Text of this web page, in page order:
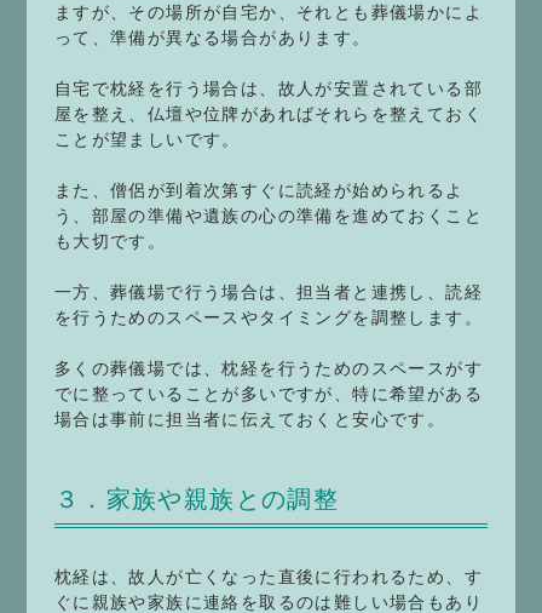
ますが、その場所が自宅か、それとも葬儀場かによ
って、準備が異なる場合があります。
自宅で枕経を行う場合は、故人が安置されている部
屋を整え、仏壇や位牌があればそれらを整えておく
ことが望ましいです。
また、僧侶が到着次第すぐに読経が始められるよ
う、部屋の準備や遺族の心の準備を進めておくこと
も大切です。
一方、葬儀場で行う場合は、担当者と連携し、読経
を行うためのスペースやタイミングを調整します。
多くの葬儀場では、枕経を行うためのスペースがす
でに整っていることが多いですが、特に希望がある
場合は事前に担当者に伝えておくと安心です。
３．家族や親族との調整
枕経は、故人が亡くなった直後に行われるため、す
ぐに親族や家族に連絡を取るのは難しい場合もあり